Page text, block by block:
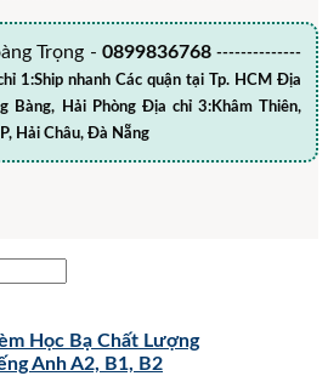
Trọng - 0899836768 --------------
nhanh Các quận tại Tp. HCM Địa
Bàng, Hải Phòng Địa chỉ 3:Khâm Thiên,
Hải Châu, Đà Nẵng
Học Bạ Chất Lượng
Anh A2, B1, B2